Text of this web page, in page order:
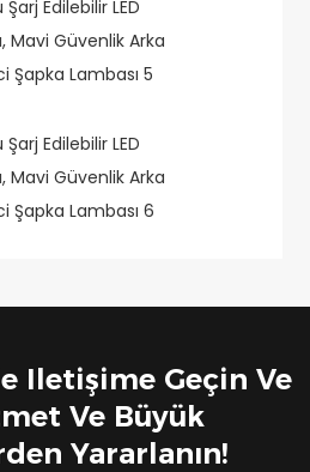
Iletişime Geçin Ve
Ve Büyük
Yararlanın!